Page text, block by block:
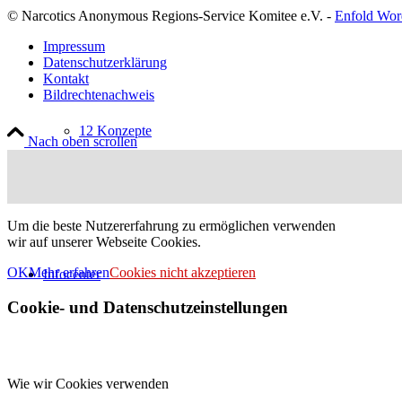
12 Konzepte
Infocenter
© Narcotics Anonymous Regions-Service Komitee e.V. - Enfold
Impressum
Datenschutzerklärung
Kontakt
Bildrechtenachweis
Nach oben scrollen
Um die beste Nutzererfahrung zu ermöglichen verwenden
wir auf unserer Webseite Cookies.
OKMehr erfahrenCookies nicht akzeptieren
Cookie- und Datenschutzeinstellungen
Wie wir Cookies verwenden